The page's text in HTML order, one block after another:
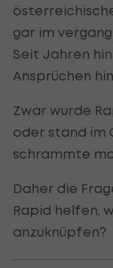
gar im
Seit Jahren
Ansprüchen
Zwar wurde
oder stand im
schrammte
Daher die
Rapid helfen,
anzuknüpfen?